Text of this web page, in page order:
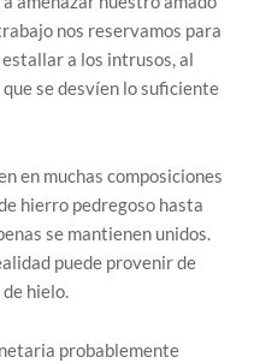
nos reservamos para
a los intrusos, al
se desvíen lo suficiente
en muchas composiciones
hierro pedregoso hasta
se mantienen unidos.
puede provenir de
hielo.
probablemente